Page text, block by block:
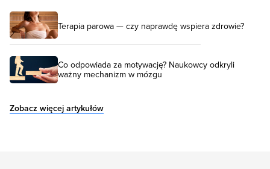
Terapia parowa — czy naprawdę wspiera zdrowie?
Co odpowiada za motywację? Naukowcy odkryli
ważny mechanizm w mózgu
Zobacz więcej artykułów